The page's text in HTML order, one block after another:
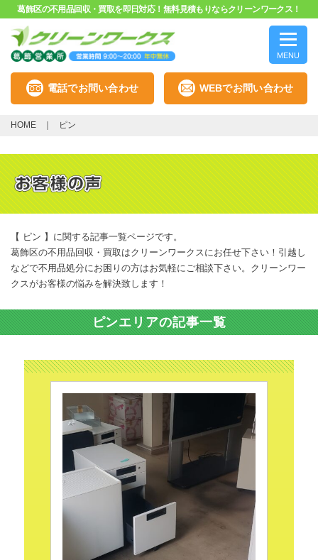
葛飾区の不用品回収・買取を即日対応！無料見積もりならクリーンワークス！
MENU
電話でお問い合わせ WEBでお問い合わせ
HOME ピン
【 ピン 】に関する記事一覧ページです。
葛飾区の不用品回収・買取はクリーンワークスにお任せ下さい！引越し
などで不用品処分にお困りの方はお気軽にご相談下さい。クリーンワー
クスがお客様の悩みを解決致します！
ピンエリアの記事一覧